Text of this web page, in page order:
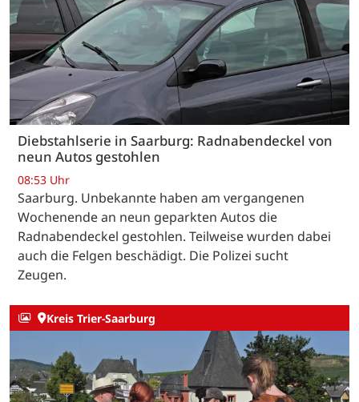
Diebstahlserie in Saarburg: Radnabendeckel von
neun Autos gestohlen
08:53 Uhr
Saarburg. Unbekannte haben am vergangenen
Wochenende an neun geparkten Autos die
Radnabendeckel gestohlen. Teilweise wurden dabei
auch die Felgen beschädigt. Die Polizei sucht
Zeugen.
Kreis Trier-Saarburg